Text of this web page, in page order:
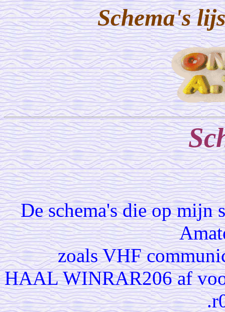
Schema's
De schema's die op mijn
zoals VHF
HAAL WINRAR206 af